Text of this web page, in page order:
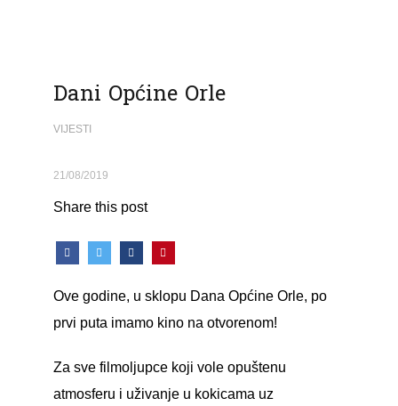
Dani Općine Orle
VIJESTI
21/08/2019
Share this post
Ove godine, u sklopu Dana Općine Orle, po
prvi puta imamo kino na otvorenom!
Za sve filmoljupce koji vole opuštenu
atmosferu i uživanje u kokicama uz